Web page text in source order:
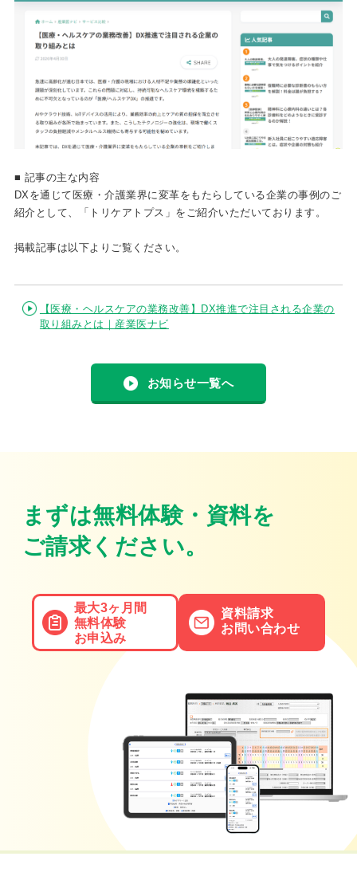
■ 記事の主な内容
DXを通じて医療・介護業界に変革をもたらしている企業の事例のご
紹介として、「トリケアトプス」をご紹介いただいております。
掲載記事は以下よりご覧ください。
【医療・ヘルスケアの業務改善】DX推進で注目される企業の
取り組みとは｜産業医ナビ
お知らせ一覧へ
まずは無料体験・資料を
ご請求ください。
最大3ヶ月間
無料体験
お申込み
資料請求
お問い合わせ